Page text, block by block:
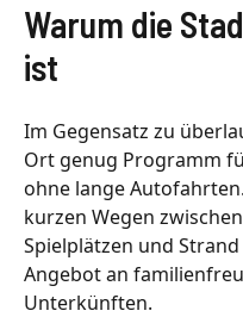
Warum die
ist
Im Gegensatz zu
Ort genug Programm
ohne lange
kurzen Wegen
Spielplätzen und
Angebot an
Unterkünften.